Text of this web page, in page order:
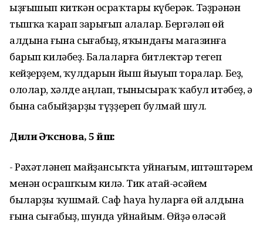
ыҙғышып киткән осраҡтары күберәк. Тәҙрәнән
тышҡа ҡарап зарығып алалар. Бергәләп өй
алдына ғына сығабыҙ, яҡындағы магазинға
барып киләбеҙ. Балаларға битлектәр тегеп
кейҙерҙем, ҡулдарын йыш йыуып торалар. Беҙ,
ололар, хәлде аңлап, тынысыраҡ ҡабул итәбеҙ, ә
бына сабыйҙарҙы түҙҙереп булмай шул.
Дилиә Әҡсәнова, 5 йәш:
- Рәхәтләнеп майҙансыҡта уйнағым, иптәштәрем
менән осрашҡым килә. Тик атай-әсәйем
быларҙы ҡушмай. Саф һауа һуларға өй алдына
ғына сығабыҙ, шунда уйнайым. Өйҙә өләсәй